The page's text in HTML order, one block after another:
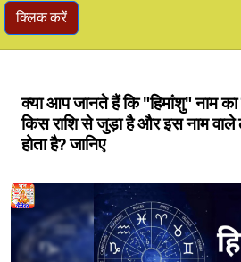
क्लिक करें
क्या आप जानते हैं कि "हिमांशु" नाम का
किस राशि से जुड़ा है और इस नाम
होता है? जानिए